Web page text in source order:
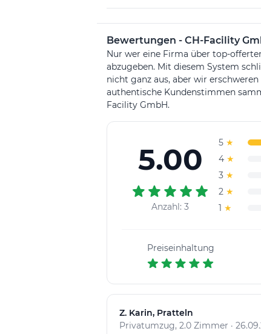
Bewertungen - CH-Facility
Nur wer eine Firma über top-
abzugeben. Mit diesem System
nicht ganz aus, aber wir
authentische Kundenstimmen
Facility GmbH.
5.00
Anzahl: 3
5 ★
4 ★
3 ★
2 ★
1 ★
Preiseinhaltung
Z. Karin, Pratteln
Privatumzug, 2.0 Zimmer ·